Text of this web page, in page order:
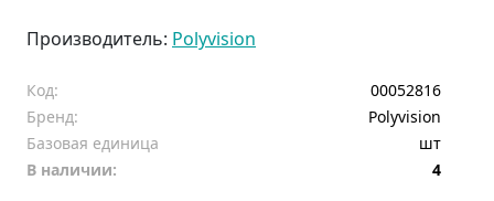
Производитель: Polyvision
Код:
00052816
Бренд:
Polyvision
Базовая единица
шт
В наличии:
4